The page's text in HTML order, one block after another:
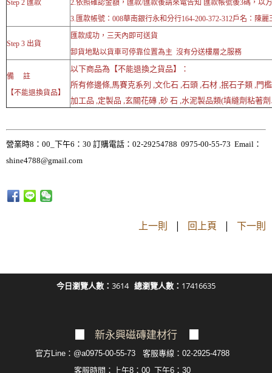
Step 2 匯款
2.依照確認金額，匯款/匯款後請來電告知 匯款帳號後3碼，以
3.匯款帳號：008華南銀行永和分行164-200-372-312戶名：陳麗
Step 3 出貨
匯款成功，三天內即可送貨
卸貨地點以貨車可停靠位置為主 沒有分送樓層之服務
備 註
【不能退換貨品】
以下商品為【不能退換之貨品】：
所有修邊條,馬賽克系列 ,文化石 ,石頭 ,石材 ,抿石子類 ,門
加工品 ,定製品 ,玄關花磚 ,砂 石 ,水泥製品類(填縫劑粘著劑
營業時8：00_下午6：30 訂購電話：02-29254788 0975-00-55-73 Email：
shine4788@gmail.com
上一則 | 回上頁 | 下一則
今日瀏覽人數： 3614 總瀏覽人數： 17416635
新永興磁磚建材行
官方Line：@a0975-00-55-73 客服專線：02-2925-4788
客服 時間：上午8：00_下午6：30